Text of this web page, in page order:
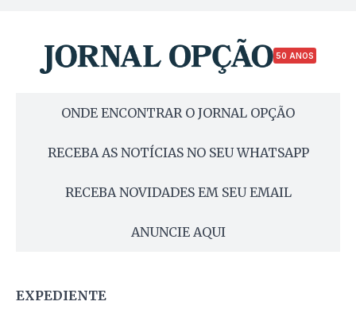
50 ANOS
ONDE ENCONTRAR O JORNAL OPÇÃO
RECEBA AS NOTÍCIAS NO SEU WHATSAPP
RECEBA NOVIDADES EM SEU EMAIL
ANUNCIE AQUI
EXPEDIENTE